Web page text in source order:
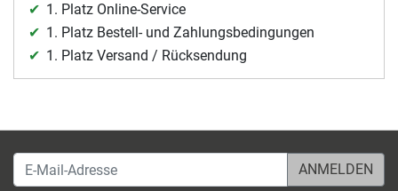
1. Platz Online-Service
1. Platz Bestell- und Zahlungsbedingungen
1. Platz Versand / Rücksendung
E-Mail-Adresse